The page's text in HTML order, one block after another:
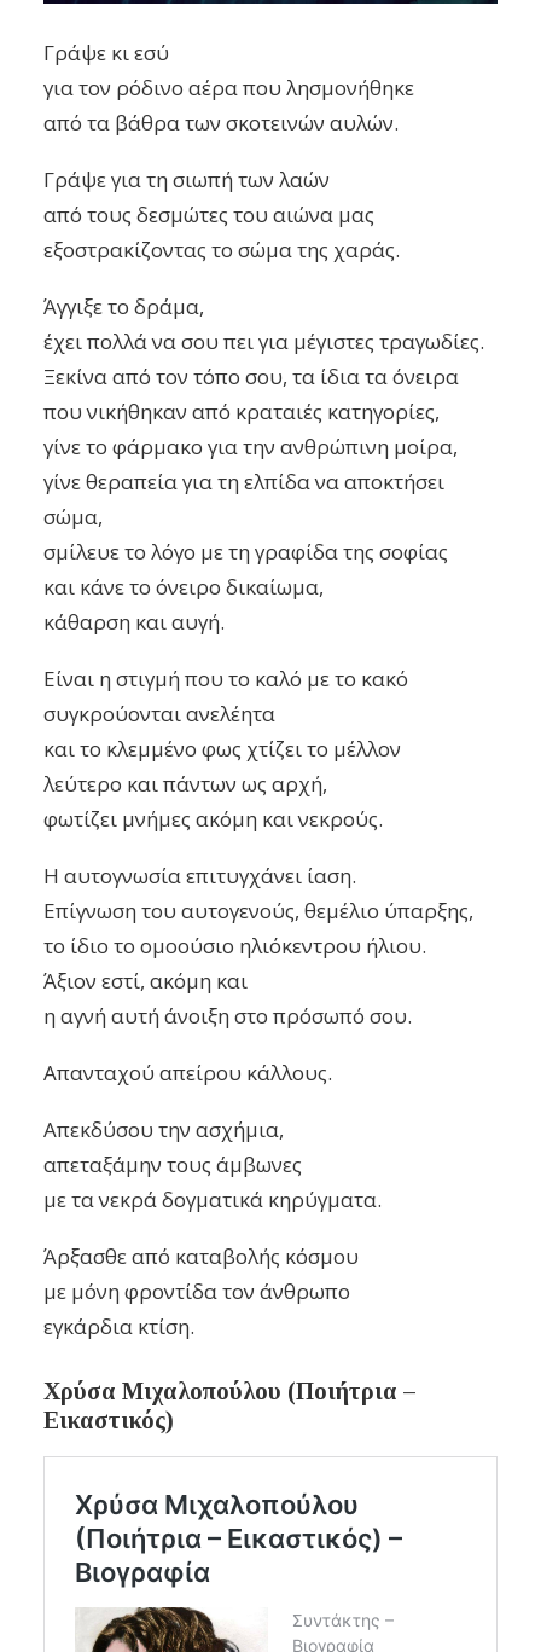
Γράψε κι εσύ
για τον ρόδινο αέρα που λησμονήθηκε
από τα βάθρα των σκοτεινών αυλών.
Γράψε για τη σιωπή των λαών
από τους δεσμώτες του αιώνα μας
εξοστρακίζοντας το σώμα της χαράς.
Άγγιξε το δράμα,
έχει πολλά να σου πει για μέγιστες τραγωδίες.
Ξεκίνα από τον τόπο σου, τα ίδια τα όνειρα
που νικήθηκαν από κραταιές κατηγορίες,
γίνε το φάρμακο για την ανθρώπινη μοίρα,
γίνε θεραπεία για τη ελπίδα να αποκτήσει
σώμα,
σμίλευε το λόγο με τη γραφίδα της σοφίας
και κάνε το όνειρο δικαίωμα,
κάθαρση και αυγή.
Είναι η στιγμή που το καλό με το κακό
συγκρούονται ανελέητα
και το κλεμμένο φως χτίζει το μέλλον
λεύτερο και πάντων ως αρχή,
φωτίζει μνήμες ακόμη και νεκρούς.
Η αυτογνωσία επιτυγχάνει ίαση.
Επίγνωση του αυτογενούς, θεμέλιο ύπαρξης,
το ίδιο το ομοούσιο ηλιόκεντρου ήλιου.
Άξιον εστί, ακόμη και
η αγνή αυτή άνοιξη στο πρόσωπό σου.
Απανταχού απείρου κάλλους.
Απεκδύσου την ασχήμια,
απεταξάμην τους άμβωνες
με τα νεκρά δογματικά κηρύγματα.
Άρξασθε από καταβολής κόσμου
με μόνη φροντίδα τον άνθρωπο
εγκάρδια κτίση.
Χρύσα Μιχαλοπούλου (Ποιήτρια –
Εικαστικός)